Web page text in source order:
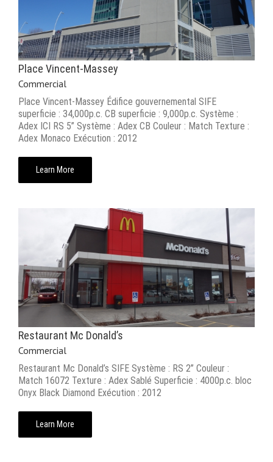
Place Vincent-Massey
Commercial
Place Vincent-Massey Édifice gouvernemental SIFE
superficie : 34,000p.c. CB superficie : 9,000p.c. Système :
Adex ICI RS 5’’ Système : Adex CB Couleur : Match Texture :
Adex Monaco Exécution : 2012
Learn More
Restaurant Mc Donald’s
Commercial
Restaurant Mc Donald’s SIFE Système : RS 2’’ Couleur :
Match 16072 Texture : Adex Sablé Superficie : 4000p.c. bloc
Onyx Black Diamond Exécution : 2012
Learn More